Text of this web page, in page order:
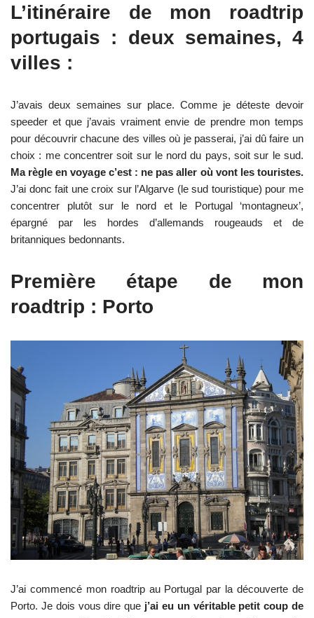
L’itinéraire de mon roadtrip
portugais : deux semaines, 4
villes :
J’avais deux semaines sur place. Comme je déteste devoir
speeder et que j’avais vraiment envie de prendre mon temps
pour découvrir chacune des villes où je passerai, j’ai dû faire un
choix : me concentrer soit sur le nord du pays, soit sur le sud.
Ma règle en voyage c’est : ne pas aller où vont les touristes.
J’ai donc fait une croix sur l’Algarve (le sud touristique) pour me
concentrer plutôt sur le nord et le Portugal ‘montagneux’,
épargné par les hordes d’allemands rougeauds et de
britanniques bedonnants.
Première étape de mon
roadtrip : Porto
J’ai commencé mon roadtrip au Portugal par la découverte de
Porto. Je dois vous dire que j’ai eu un véritable petit coup de